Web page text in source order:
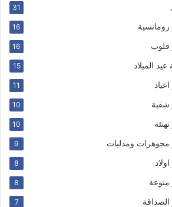
31
16
16
الميلاد 15
11
10
10
ومدليات 9
8
8
7